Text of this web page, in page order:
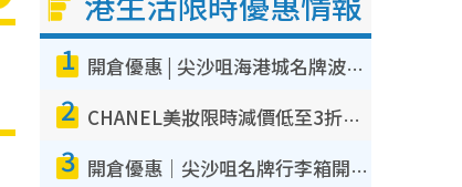
1 開倉優惠 | 尖沙咀海港城名牌波鞋開倉低至1折！On鞋$899起／Joy&Peace鞋履$98起
2 CHANEL美妝限時減價低至3折！人氣粉底/唇膏/精華液低至$275！COCO香水都有平
3 開倉優惠｜尖沙咀名牌行李箱開倉低至4折！一連5日 American Tourister/ace./Hallmark $200起！